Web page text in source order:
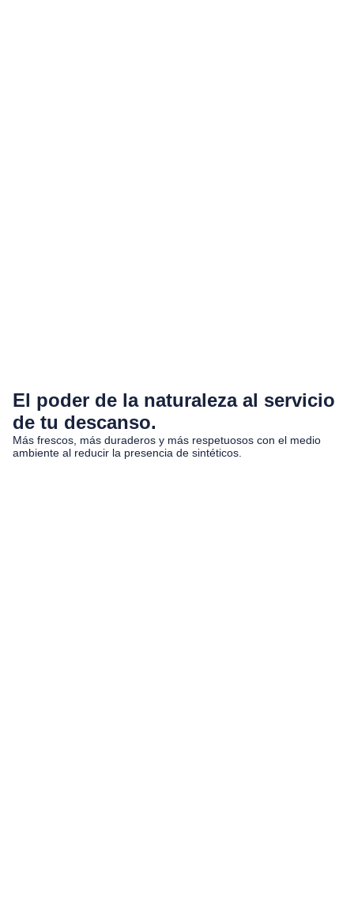
El poder de la naturaleza al servicio
de tu descanso.
Más frescos, más duraderos y más respetuosos con el medio
ambiente al reducir la presencia de sintéticos.